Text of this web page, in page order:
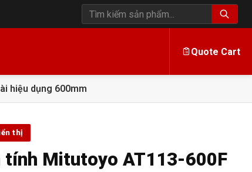
Tìm kiếm sản phẩm
Quote Cart
hiệu dụng 600mm
thị
Mitutoyo AT113-600F